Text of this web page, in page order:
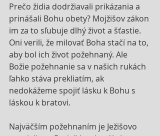
Prečo židia dodržiavali prikázania a
prinášali Bohu obety? Mojžišov zákon
im za to sľubuje dlhý život a šťastie.
Oni verili, že milovať Boha stačí na to,
aby bol ich život požehnaný. Ale
Božie požehnanie sa v našich rukách
ľahko stáva prekliatím, ak
nedokážeme spojiť lásku k Bohu s
láskou k bratovi.
Najväčším požehnaním je Ježišovo